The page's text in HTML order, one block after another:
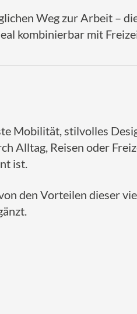
Weg zur Arbeit –
kombinierbar mit
Mobilität, stilvolles
Alltag, Reisen oder
ist.
den Vorteilen dieser